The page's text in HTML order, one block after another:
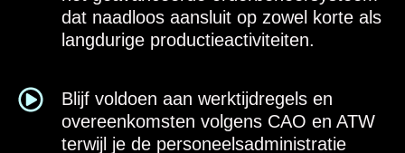
dat naadloos aansluit op zowel korte als
langdurige productieactiviteiten.
Blijf voldoen aan werktijdregels en
overeenkomsten volgens CAO en ATW
terwijl je de personeelsadministratie